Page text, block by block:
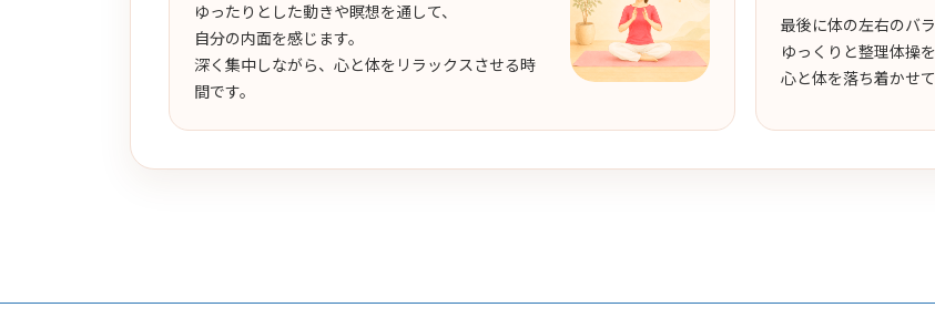
ゆったりとした動きや瞑想を通して、
自分の内面を感じます。
深く集中しながら、心と体をリラックスさせる時
間です。
最後に体の左右のバ
ゆっくりと整理体操を
心と体を落ち着かせ